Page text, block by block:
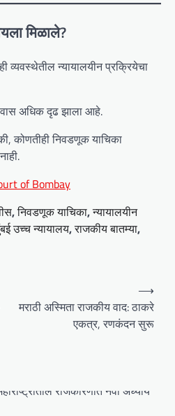
मिळाले?
व्यवस्थेतील न्यायालयीन प्रक्रियेचा
अधिक दृढ झाला आहे.
कोणतीही निवडणूक याचिका
of Bombay
,निवडणूक याचिका,न्यायालयीन
उच्च न्यायालय,राजकीय बातम्या,
मराठी अस्मिता राजकीय वाद: ठाकरे
एकत्र, रणकंदन सुरू
⟶